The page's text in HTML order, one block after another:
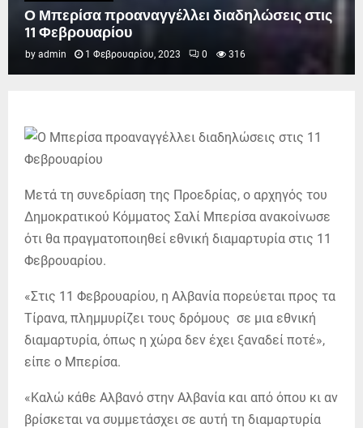
Ο Μπερίσα προαναγγέλλει διαδηλώσεις στις
11 Φεβρουαρίου
by admin 1 Φεβρουαρίου, 2023 0 316
Μετά τη συνεδρίαση της Προεδρίας, ο αρχηγός του
Δημοκρατικού Κόμματος Σαλί Μπερίσα ανακοίνωσε
ότι θα πραγματοποιηθεί εθνική διαμαρτυρία στις 11
Φεβρουαρίου.
«Στις 11 Φεβρουαρίου, η Αλβανία πορεύεται προς τα
Τίρανα, πλημμυρίζει τους δρόμους σε μια εθνική
διαμαρτυρία, όπως η χώρα δεν έχει ξαναδεί ποτέ»,
είπε ο Μπερίσα.
«Καλώ κάθε Αλβανό στην Αλβανία και από όπου κι αν
βρίσκεται να συμμετάσχει σε αυτή τη διαμαρτυρία